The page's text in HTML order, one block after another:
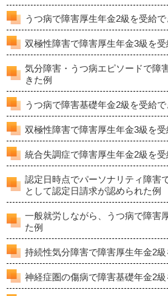
うつ病で障害厚生年金2級を受給で
双極性障害で障害厚生年金3級を受
気分障害・うつ病エピソードで障
きた例
うつ病で障害基礎年金2級を受給で
双極性障害で障害厚生年金3級を受
統合失調症で障害厚生年金2級を受
認定日時点でパーソナリティ障害
として認定日請求が認められた例
一般就労しながら、うつ病で障害
た例
持続性気分障害で障害厚生年金2
神経症圏の傷病で障害基礎年金2